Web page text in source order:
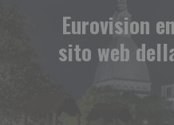
Eurovision
sito web